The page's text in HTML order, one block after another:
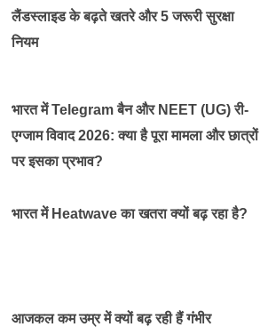
लैंडस्लाइड के बढ़ते खतरे और 5 जरूरी सुरक्षा
नियम
भारत में Telegram बैन और NEET (UG) री-
एग्जाम विवाद 2026: क्या है पूरा मामला और छात्रों
पर इसका प्रभाव?
भारत में Heatwave का खतरा क्यों बढ़ रहा है?
आजकल कम उम्र में क्यों बढ़ रही हैं गंभीर